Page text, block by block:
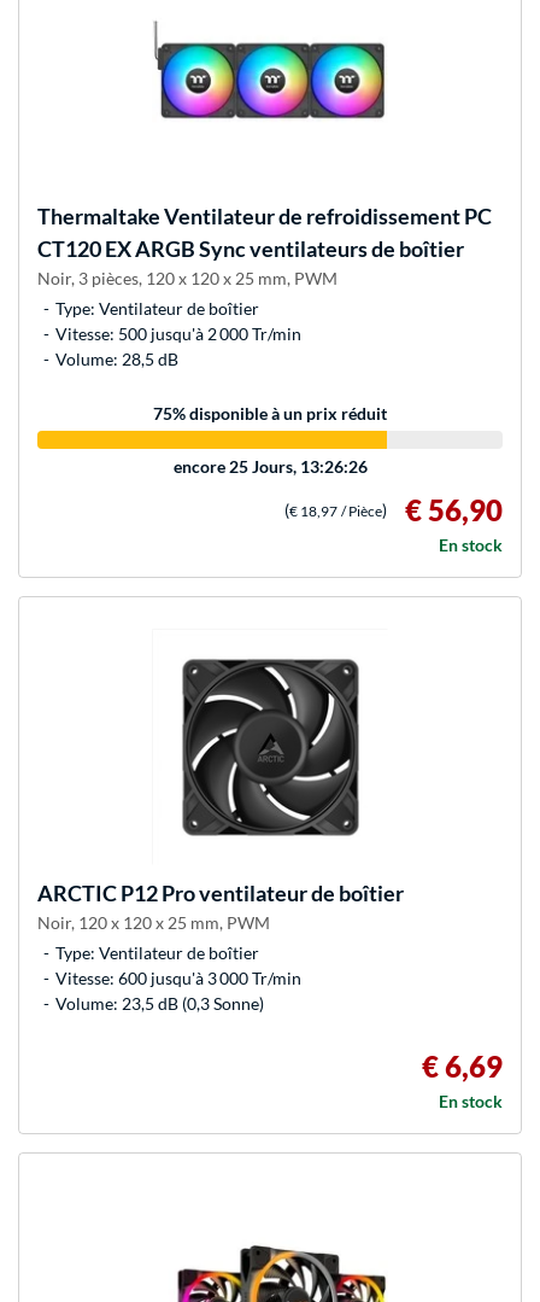
ThermaltakeVentilateur de refroidissement PC
CT120 EX ARGB Sync ventilateurs de boîtier
Noir, 3 pièces, 120 x 120 x 25 mm, PWM
Type: Ventilateur de boîtier
Vitesse: 500 jusqu'à 2 000 Tr/min
Volume: 28,5 dB
75% disponible à un prix réduit
encore 25 Jours, 13:26:26
(€ 18,97 / Pièce) € 56,90
En stock
ARCTICP12 Pro ventilateur de boîtier
Noir, 120 x 120 x 25 mm, PWM
Type: Ventilateur de boîtier
Vitesse: 600 jusqu'à 3 000 Tr/min
Volume: 23,5 dB (0,3 Sonne)
€ 6,69
En stock